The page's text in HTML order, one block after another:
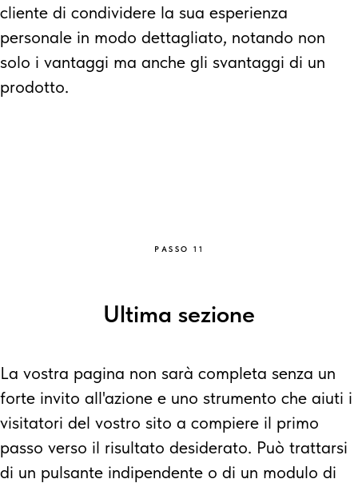
cliente di condividere la sua esperienza
personale in modo dettagliato, notando non
solo i vantaggi ma anche gli svantaggi di un
prodotto.
PASSO 11
Ultima sezione
La vostra pagina non sarà completa senza un
forte invito all'azione e uno strumento che aiuti i
visitatori del vostro sito a compiere il primo
passo verso il risultato desiderato. Può trattarsi
di un pulsante indipendente o di un modulo di